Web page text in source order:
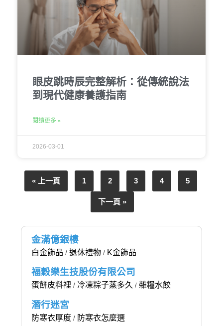
眼皮跳時辰完整解析：從傳統說法
到現代健康養護指南
閱讀更多 »
2026-03-01
« 上一頁 1 2 3 4 5
下一頁 »
金滿億銀樓
白金飾品 / 退休禮物/ K金飾品
福穀樂生技股份有限公司
蛋餅皮料裡 / 冷凍粽子蒸多久 / 雜糧水餃
潛行迷宮
防寒衣厚度 / 防寒衣怎麼選